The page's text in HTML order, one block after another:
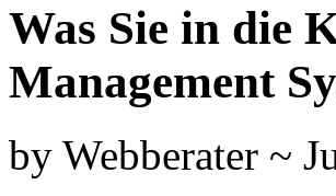
Was Sie in die
Management
by Webberater ~